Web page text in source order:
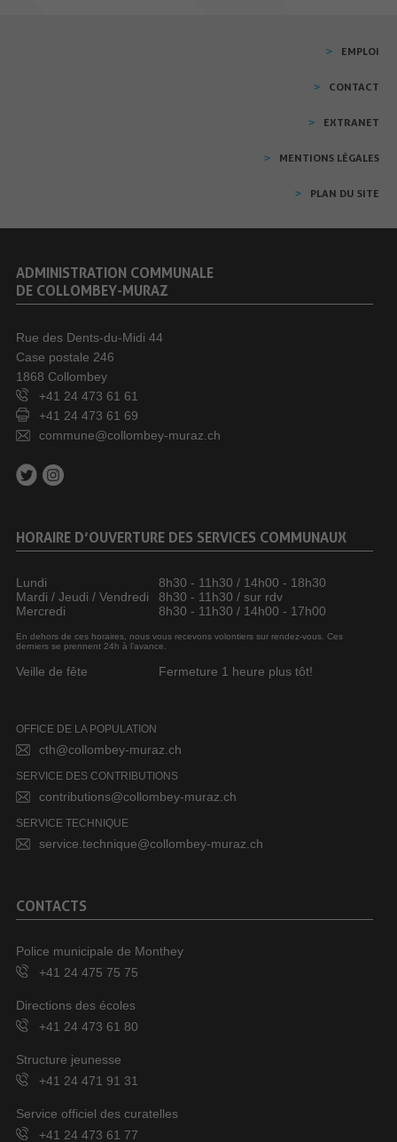
EMPLOI
CONTACT
EXTRANET
MENTIONS LÉGALES
PLAN DU SITE
ADMINISTRATION COMMUNALE
DE COLLOMBEY-MURAZ
Rue des Dents-du-Midi 44
Case postale 246
1868 Collombey
+41 24 473 61 61
+41 24 473 61 69
commune@collombey-muraz.ch
HORAIRE D’OUVERTURE DES SERVICES COMMUNAUX
Lundi
8h30 - 11h30 / 14h00 - 18h30
Mardi / Jeudi / Vendredi
8h30 - 11h30 / sur rdv
Mercredi
8h30 - 11h30 / 14h00 - 17h00
En dehors de ces horaires, nous vous recevons volontiers sur rendez-vous. Ces
derniers se prennent 24h à l’avance.
Veille de fête Fermeture 1 heure plus tôt!
OFFICE DE LA POPULATION
cth@collombey-muraz.ch
SERVICE DES CONTRIBUTIONS
contributions@collombey-muraz.ch
SERVICE TECHNIQUE
service.technique@collombey-muraz.ch
CONTACTS
Police municipale de Monthey
+41 24 475 75 75
Directions des écoles
+41 24 473 61 80
Structure jeunesse
+41 24 471 91 31
Service officiel des curatelles
+41 24 473 61 77